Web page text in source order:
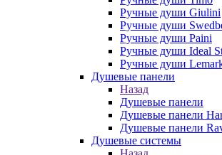
Ручные души Giulini
Ручные души
Ручные души Paini
Ручные души Ideal
Ручные души
Душевые панели
Назад
Душевые панели
Душевые панели
Душевые панели
Душевые системы